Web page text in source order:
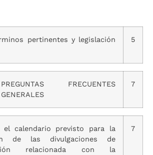
pertinentes y legislación
5
PREGUNTAS FRECUENTES
GENERALES
7
el calendario previsto para la
de las divulgaciones de
relacionada con la
7